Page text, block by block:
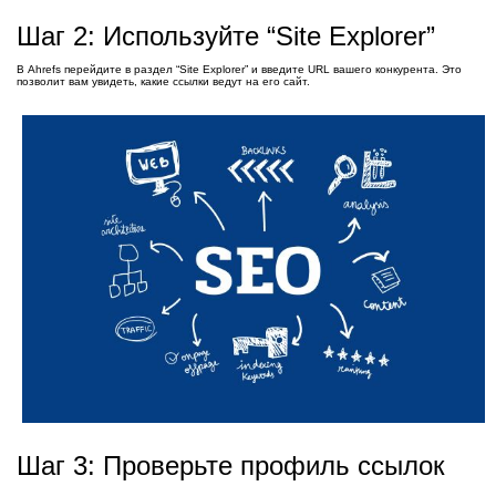
Шаг 2: Используйте “Site Explorer”
В Ahrefs перейдите в раздел “Site Explorer” и введите URL вашего конкурента. Это
позволит вам увидеть, какие ссылки ведут на его сайт.
Шаг 3: Проверьте профиль ссылок